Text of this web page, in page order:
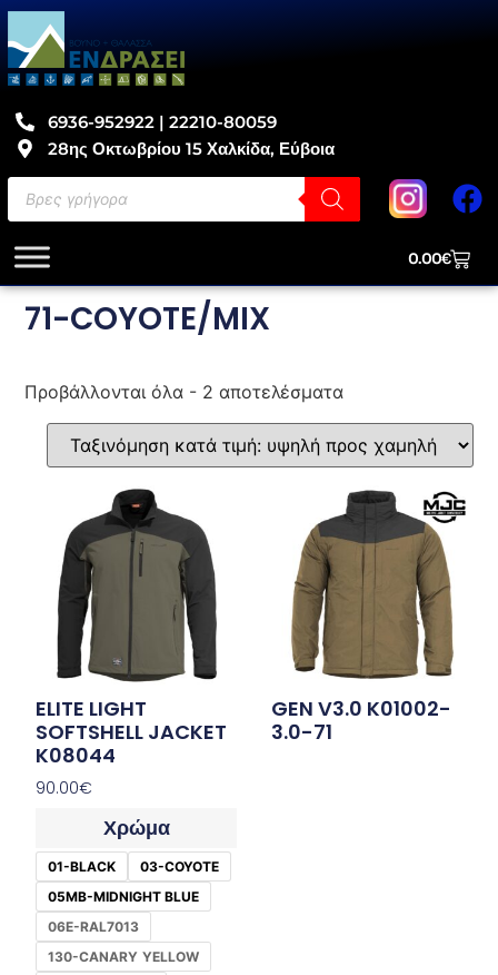
6936-952922 | 22210-80059
28ης Οκτωβρίου 15 Χαλκίδα, Εύβοια
0.00€
71-COYOTE/MIX
Προβάλλονται όλα - 2 αποτελέσματα
ELITE LIGHT
SOFTSHELL JACKET
K08044
90.00€
Χρώμα
01-BLACK
03-COYOTE
05MB-MIDNIGHT BLUE
06E-RAL7013
130-CANARY‌‌ YELLOW
GEN V3.0 K01002-
3.0-71